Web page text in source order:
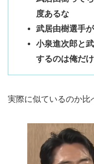
度あるな
武居由樹選手
小泉進次郎と
するのは俺だけ
実際に似ているのか